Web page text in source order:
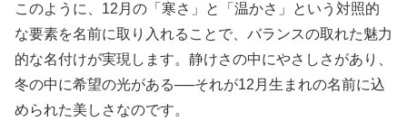
このように、12月の「寒さ」と「温かさ」という対照的
な要素を名前に取り入れることで、バランスの取れた魅力
的な名付けが実現します。静けさの中にやさしさがあり、
冬の中に希望の光がある──それが12月生まれの名前に込
められた美しさなのです。